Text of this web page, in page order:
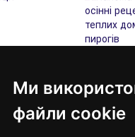
Ми
файли cookie
25 жовтня
теплих